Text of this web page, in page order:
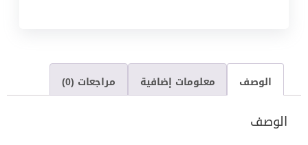
الوصف معلومات إضافية مراجعات (0)
الوصف